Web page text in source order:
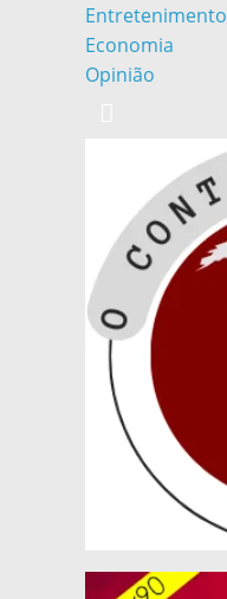
Entretenimento
Economia
Opinião